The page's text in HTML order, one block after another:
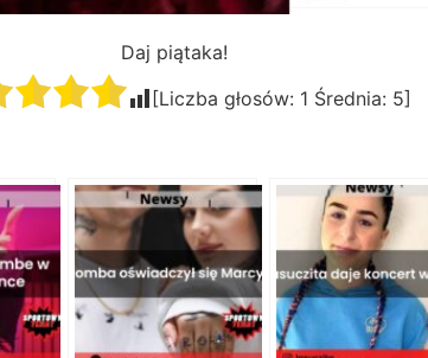
Daj piątaka!
[Liczba głosów: 1 Średnia: 5]